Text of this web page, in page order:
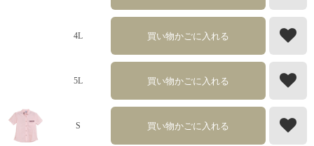
4L 買い物かごに入れる
5L 買い物かごに入れる
S 買い物かごに入れる